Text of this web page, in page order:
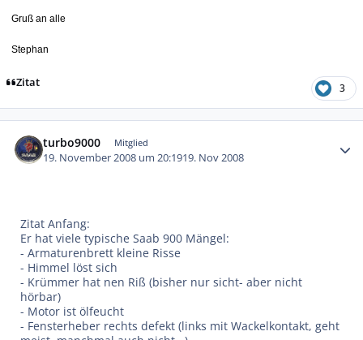
Gruß an alle
Stephan
Zitat 3
turbo9000 Mitglied
19. November 2008 um 20:1919. Nov 2008
Zitat Anfang:
Er hat viele typische Saab 900 Mängel:
- Armaturenbrett kleine Risse
- Himmel löst sich
- Krümmer hat nen Riß (bisher nur sicht- aber nicht
hörbar)
- Motor ist ölfeucht
- Fensterheber rechts defekt (links mit Wackelkontakt, geht